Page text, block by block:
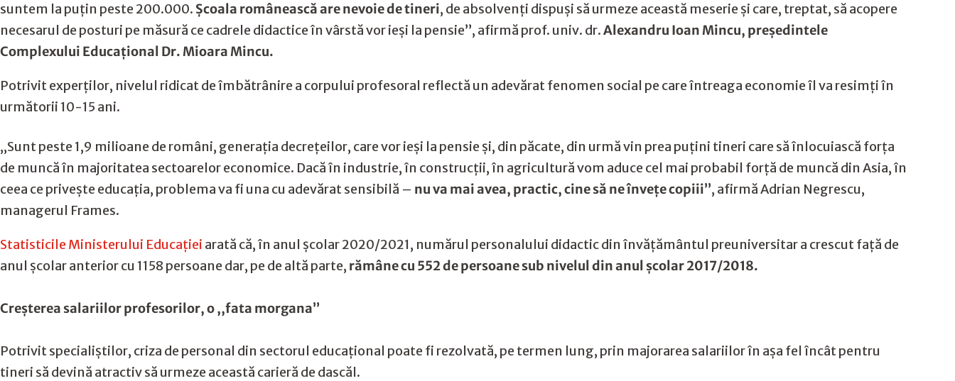
suntem la puțin peste 200.000. Școala românească are nevoie de tineri, de absolvenți dispuși să urmeze această meserie și care, treptat, să acopere
necesarul de posturi pe măsură ce cadrele didactice în vârstă vor ieși la pensie’’, afirmă prof. univ. dr.Alexandru Ioan Mincu, președintele
Complexului Educațional Dr. Mioara Mincu.
Potrivit experților, nivelul ridicat de îmbătrânire a corpului profesoral reflectă un adevărat fenomen social pe care întreaga economie îl va resimți în
următorii 10-15 ani.
,,Sunt peste 1,9 milioane de români, generația decrețeilor, care vor ieși la pensie și, din păcate, din urmă vin prea puțini tineri care să înlocuiască forța
de muncă în majoritatea sectoarelor economice. Dacă în industrie, în construcții, în agricultură vom aduce cel mai probabil forță de muncă din Asia, în
ceea ce privește educația, problema va fi una cu adevărat sensibilă – nu va mai avea, practic, cine să ne învețe copiii’’, afirmă Adrian Negrescu,
managerul Frames.
Statisticile Ministerului Educației arată că, în anul școlar 2020/2021, numărul personalului didactic din învățământul preuniversitar a crescut față de
anul școlar anterior cu 1158 persoane dar, pe de altă parte, rămâne cu 552 de persoane sub nivelul din anul școlar 2017/2018.
Creșterea salariilor profesorilor, o ,,fata morgana’’
Potrivit specialiștilor, criza de personal din sectorul educațional poate fi rezolvată, pe termen lung, prin majorarea salariilor în așa fel încât pentru
tineri să devină atractiv să urmeze această carieră de dascăl.